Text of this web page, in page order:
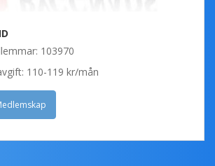
103970
110-119 kr/mån